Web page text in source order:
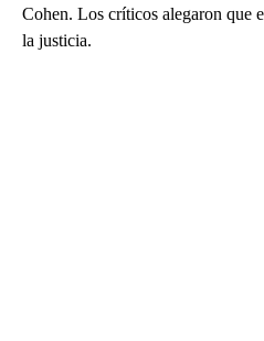
Cohen. Los críticos alegaron que
la justicia.